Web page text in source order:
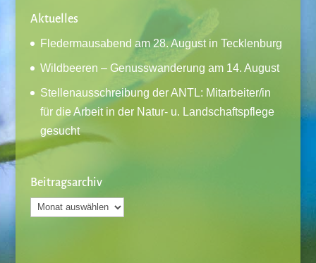
Aktuelles
Fledermausabend am 28. August in Tecklenburg
Wildbeeren – Genusswanderung am 14. August
Stellenausschreibung der ANTL: Mitarbeiter/in
für die Arbeit in der Natur- u. Landschaftspflege
gesucht
Beitragsarchiv
Beitragsarchiv